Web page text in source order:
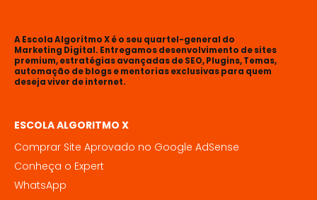
A Escola Algoritmo X é o seu quartel-general do
Marketing Digital. Entregamos desenvolvimento de sites
premium, estratégias avançadas de SEO, Plugins, Temas,
automação de blogs e mentorias exclusivas para quem
deseja viver de internet.
ESCOLA ALGORITMO X
Comprar Site Aprovado no Google AdSense
Conheça o Expert
WhatsApp